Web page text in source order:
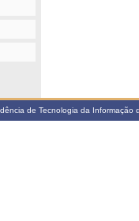
de Tecnologia da